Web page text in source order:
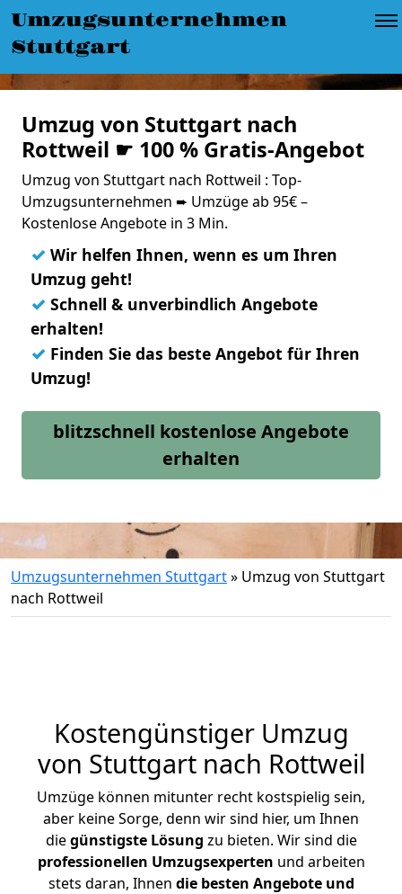
Umzugsunternehmen
Stuttgart
Umzug von Stuttgart nach
Rottweil ☛ 100 % Gratis-Angebot
Umzug von Stuttgart nach Rottweil : Top-
Umzugsunternehmen ➨ Umzüge ab 95€ –
Kostenlose Angebote in 3 Min.
✓ Wir helfen Ihnen, wenn es um Ihren
Umzug geht!
✓ Schnell & unverbindlich Angebote
erhalten!
✓ Finden Sie das beste Angebot für Ihren
Umzug!
blitzschnell kostenlose Angebote
erhalten
Umzugsunternehmen Stuttgart» Umzug von Stuttgart
nach Rottweil
Kostengünstiger Umzug
von Stuttgart nach Rottweil
Umzüge können mitunter recht kostspielig sein,
aber keine Sorge, denn wir sind hier, um Ihnen
diegünstigste Lösung zu bieten. Wir sind die
professionellen Umzugsexperten und arbeiten
stets daran, Ihnen die besten Angebote und